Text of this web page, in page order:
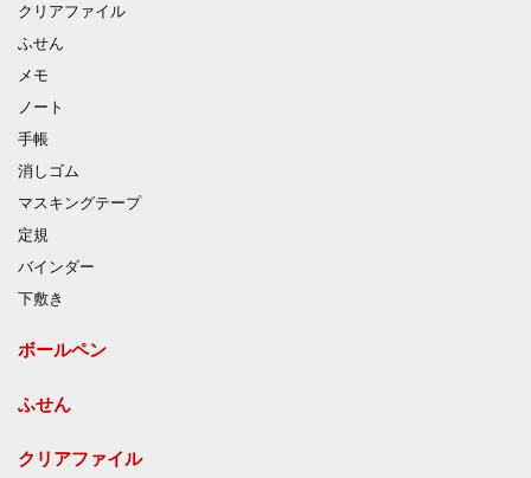
クリアファイル
ふせん
メモ
ノート
手帳
消しゴム
マスキングテープ
定規
バインダー
下敷き
ボールペン
ふせん
クリアファイル